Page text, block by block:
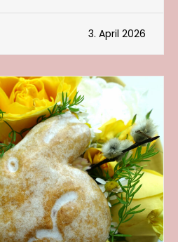
3. April 2026